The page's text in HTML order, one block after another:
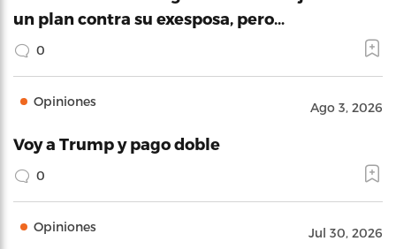
un plan contra su exesposa, pero…
0
Opiniones Ago 3, 2026
Voy a Trump y pago doble
0
Opiniones Jul 30, 2026